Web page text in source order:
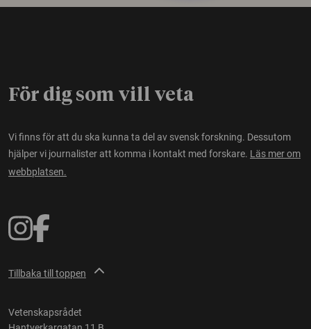
För dig som vill veta
Vi finns för att du ska kunna ta del av svensk forskning. Dessutom
hjälper vi journalister att komma i kontakt med forskare. Läs mer om
webbplatsen.
Tillbaka till toppen
Vetenskapsrådet